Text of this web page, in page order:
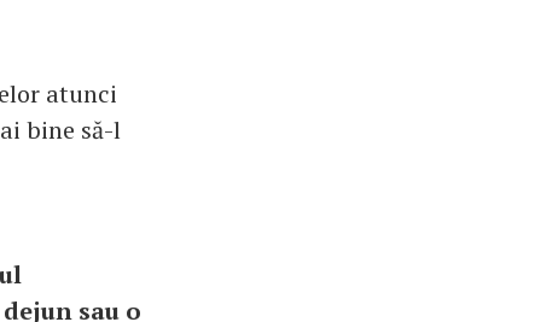
atunci
bine să-l
sau o